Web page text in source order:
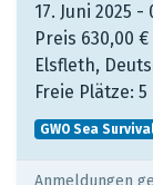
17. Juni 2025 -
Preis 630,00 €
Elsfleth,
Freie Plätze: 5
GWO Sea
Anmeldungen